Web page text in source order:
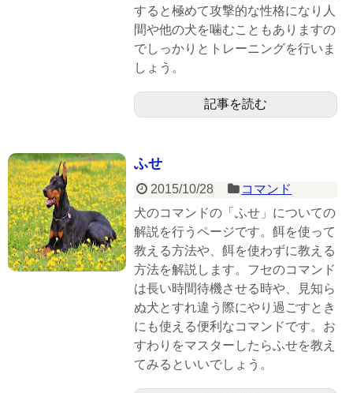
すると極めて攻撃的な性格になり人
間や他の犬を噛むこともありますの
でしっかりとトレーニングを行いま
しょう。
記事を読む
ふせ
2015/10/28
コマンド
犬のコマンドの「ふせ」についての
解説を行うページです。餌を使って
教える方法や、餌を使わずに教える
方法を解説します。フセのコマンド
は長い時間待機させる時や、見知ら
ぬ犬とすれ違う際にやり過ごすとき
にも使える便利なコマンドです。お
すわりをマスターしたらふせを教え
てみるといいでしょう。